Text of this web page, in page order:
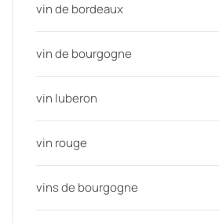
vin de bordeaux
vin de bourgogne
vin luberon
vin rouge
vins de bourgogne